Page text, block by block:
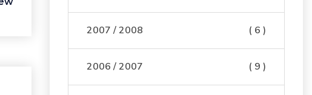
2007 / 2008 ( 6 )
2006 / 2007 ( 9 )